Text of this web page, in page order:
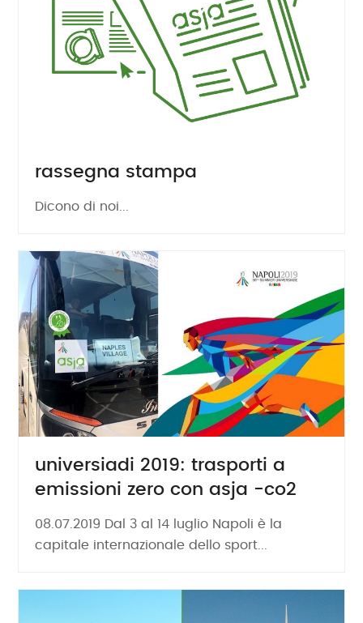
rassegna stampa
Dicono di noi...
universiadi 2019: trasporti a
emissioni zero con asja -co2
08.07.2019 Dal 3 al 14 luglio Napoli è la
capitale internazionale dello sport...